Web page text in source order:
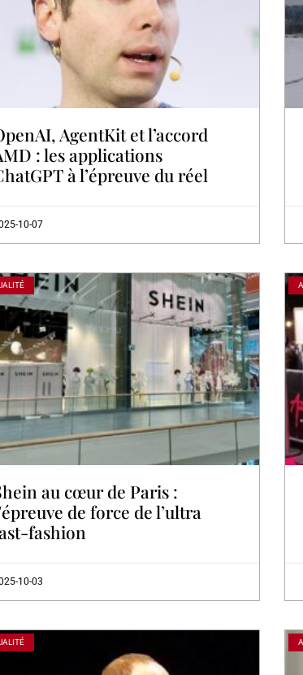
AgentKit et l’accord
: les applications
à l’épreuve du réel
10-07
au cœur de Paris :
de force de l’ultra
fashion
10-03